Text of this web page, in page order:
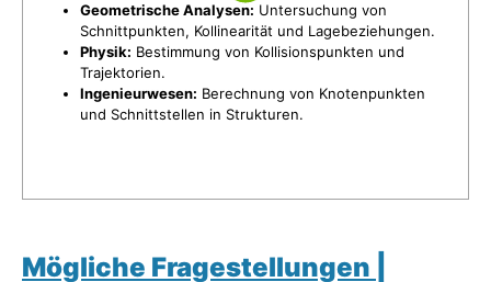
Geometrische Analysen: Untersuchung von
Schnittpunkten, Kollinearität und Lagebeziehungen.
Physik: Bestimmung von Kollisionspunkten und
Trajektorien.
Ingenieurwesen: Berechnung von Knotenpunkten
und Schnittstellen in Strukturen.
Mögliche Fragestellungen |